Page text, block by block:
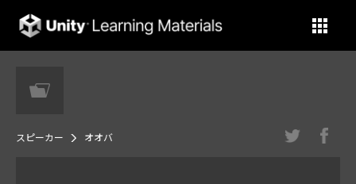
Unity Learning Materials
スピーカー オオバ